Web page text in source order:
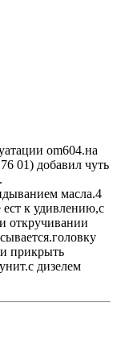
om604.на
01) добавил чуть
масла.4
ест к удивлению,с
откручивании
прикрыть
дизелем